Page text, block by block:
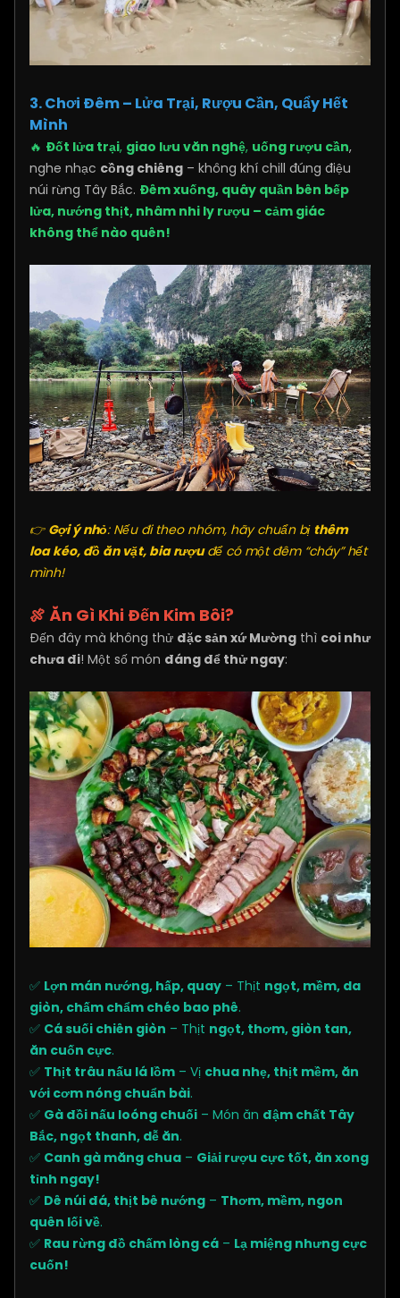
3. Chơi Đêm – Lửa Trại, Rượu Cần, Quẩy Hết
Mình
🔥 Đốt lửa trại, giao lưu văn nghệ, uống rượu cần,
nghe nhạc cồng chiêng – không khí chill đúng điệu
núi rừng Tây Bắc. Đêm xuống, quây quần bên bếp
lửa, nướng thịt, nhâm nhi ly rượu – cảm giác
không thể nào quên!
👉 Gợi ý nhỏ: Nếu đi theo nhóm, hãy chuẩn bị thêm
loa kéo, đồ ăn vặt, bia rượuđể có một đêm “cháy” hết
mình!
🍖 Ăn Gì Khi Đến Kim Bôi?
Đến đây mà không thử đặc sản xứ Mường thì coi như
chưa đi! Một số món đáng để thử ngay:
✅ Lợn mán nướng, hấp, quay – Thịt ngọt, mềm, da
giòn, chấm chẩm chéo bao phê.
✅ Cá suối chiên giòn – Thịt ngọt, thơm, giòn tan,
ăn cuốn cực.
✅ Thịt trâu nấu lá lồm – Vị chua nhẹ, thịt mềm, ăn
với cơm nóng chuẩn bài.
✅ Gà đồi nấu loóng chuối – Món ăn đậm chất Tây
Bắc, ngọt thanh, dễ ăn.
✅ Canh gà măng chua – Giải rượu cực tốt, ăn xong
tỉnh ngay!
✅ Dê núi đá, thịt bê nướng – Thơm, mềm, ngon
quên lối về.
✅ Rau rừng đồ chấm lòng cá – Lạ miệng nhưng cực
cuốn!